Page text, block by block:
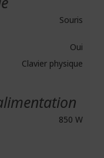
Souris
Oui
Clavier physique
850 W